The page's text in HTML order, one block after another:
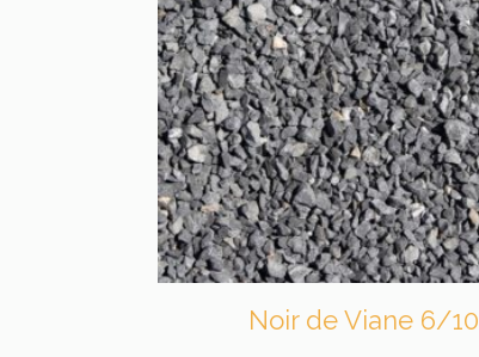
Noir de Viane 6/10